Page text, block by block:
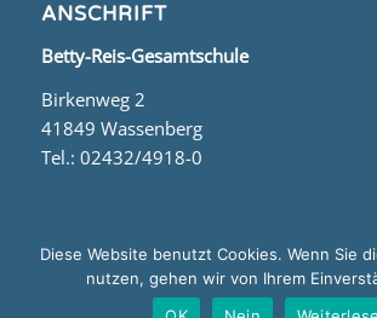
ANSCHRIFT
Betty-Reis-Gesamtschule
Birkenweg 2
41849 Wassenberg
Tel.: 02432/4918-0
© Copyright - Betty Reis Gesamtschule
Diese Website benutzt Cookies. Wenn Sie
nutzen, gehen wir von Ihrem